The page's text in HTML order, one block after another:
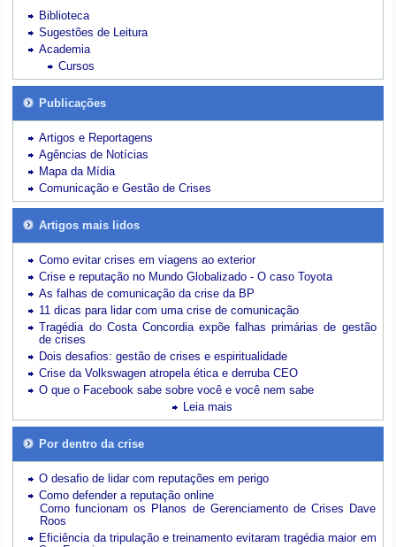
Biblioteca
Sugestões de Leitura
Academia
Cursos
Publicações
Artigos e Reportagens
Agências de Notícias
Mapa da Mídia
Comunicação e Gestão de Crises
Artigos mais lidos
Como evitar crises em viagens ao exterior
Crise e reputação no Mundo Globalizado - O caso Toyota
As falhas de comunicação da crise da BP
11 dicas para lidar com uma crise de comunicação
Tragédia do Costa Concordia expõe falhas primárias de gestão
de crises
Dois desafios: gestão de crises e espiritualidade
Crise da Volkswagen atropela ética e derruba CEO
O que o Facebook sabe sobre você e você nem sabe
Leia mais
Por dentro da crise
O desafio de lidar com reputações em perigo
Como defender a reputação online
Como funcionam os Planos de Gerenciamento de Crises Dave
Roos
Eficiência da tripulação e treinamento evitaram tragédia maior em